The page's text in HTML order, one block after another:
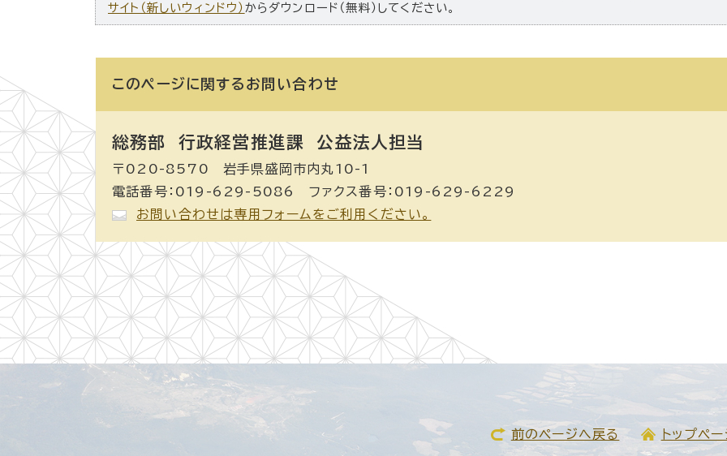
サイト（新しいウィンドウ） からダウンロード（無料）してください。
このページに関する お問い合わせ
総務部 行政経営推進課 公益法人担当
〒020-8570 岩手県盛岡市内丸10-1
電話番号：019-629-5086 ファクス番号：019-629-6229
お問い合わせは専用フォームをご利用ください。
前のページへ戻る トップペ